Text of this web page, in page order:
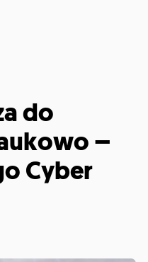
do
–
Cyber